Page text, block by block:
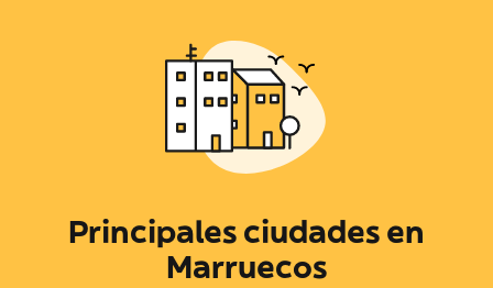
Principales ciudades en
Marruecos